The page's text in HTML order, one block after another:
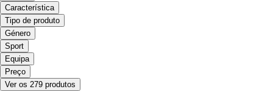
Característica
Tipo de produto
Género
Sport
Equipa
Preço
Ver os 279 produtos